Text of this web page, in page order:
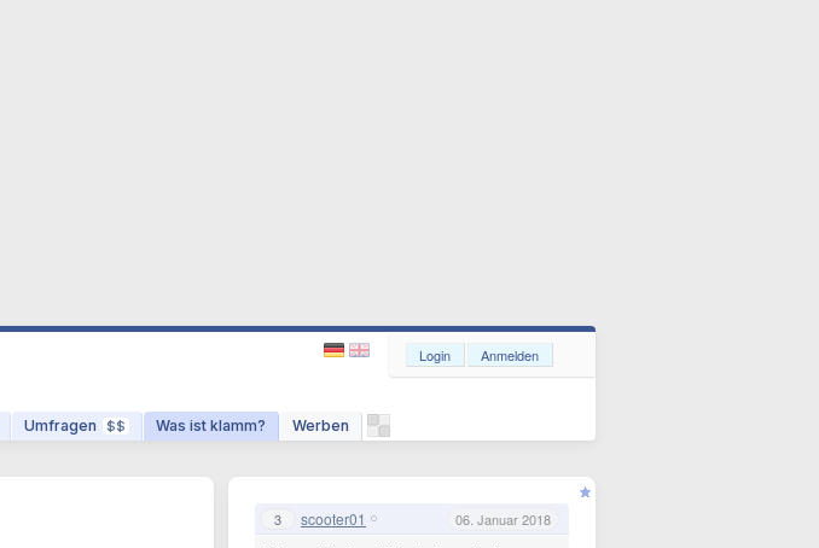
Umfragen $$ Was ist klamm? Werben
Login Anmelden
3 scooter01 06. Januar 2018